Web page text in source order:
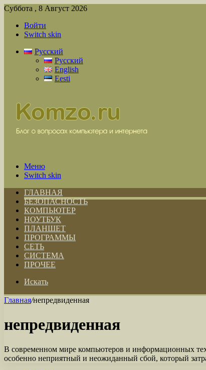
Суббота , 8 Август 2026
Войти
Switch skin
Русский
Русский
English
Eesti
Меню
Switch skin
ГЛАВНАЯ
БЕЗОПАСНОСТЬ
КОМПЬЮТЕР
НОУТБУК
ПЛАНШЕТ
ПРОГРАММЫ
СЕТЬ
СИСТЕМА
ПРОЧЕЕ
Искать
Главная/непредвиденная
непредвиденная
В современном мире компьютеров и информационных
особенно неприятный и неожиданный сбой, который